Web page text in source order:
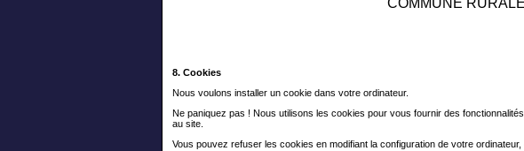
COMMUNE
8. Cookies
Nous voulons installer un cookie dans votre ordinateur.
Ne paniquez pas ! Nous utilisons les cookies pour vous fournir des
au site.
Vous pouvez refuser les cookies en modifiant la configuration de votre